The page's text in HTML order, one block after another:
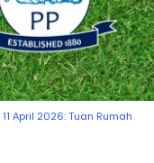
April 2026: Tuan Rumah